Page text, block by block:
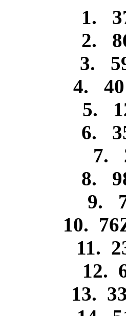
1.
2.
3.
4.
5.
6.
7.
8.
9.
10.
11.
12.
13.